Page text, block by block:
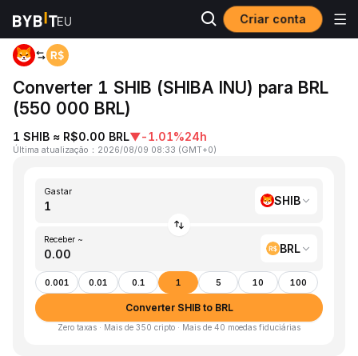
Criar conta
Página inicial
Converter 1 SHIB (SHIBA INU) para BRL
(550 000 BRL)
1 SHIB ≈ R$0.00 BRL▼-1.01%24h
Última atualização ： 2026/08/09 08:33 (GMT+0)
Gastar
SHIB
Receber ~
BRL
0.001 0.01 0.1 1 5 10 100
Converter SHIB to BRL
Zero taxas · Mais de 350 cripto · Mais de 40 moedas fiduciárias